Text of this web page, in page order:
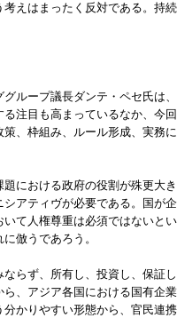
えはまったく反対である。持
ループ議長ダンテ・ペセ氏は
注目も高まっているなか、今
、枠組み、ルール形成、実務
における政府の役割が殊更大
アティヴが必要である。国が
て人権尊重は必須ではないと
倣うであろう。
らず、所有し、投資し、保証
、アジア各国における国有企
かりやすい形態から、官民連